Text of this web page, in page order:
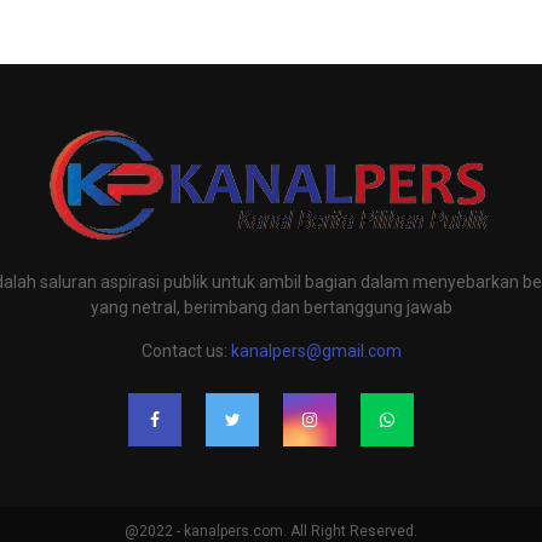
saluran aspirasi publik untuk ambil bagian dalam menyebarkan
yang netral, berimbang dan bertanggung jawab
Contact us: kanalpers@gmail.com
@2022 - kanalpers.com. All Right Reserved.